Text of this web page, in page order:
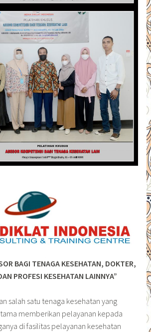
BAGI TENAGA KESEHATAN, DOKTER,
PROFESI KESEHATAN LAINNYA”
salah satu tenaga kesehatan yang
memberikan pelayanan kepada
di fasilitas pelayanan kesehatan